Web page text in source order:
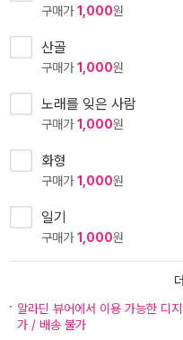
구매가1,000원
산골
구매가1,000원
노래를 잊은 사람
구매가1,000원
화형
구매가1,000원
일기
구매가1,000원
알라딘 뷰어에서 이용 가능한 디
가 / 배송 불가